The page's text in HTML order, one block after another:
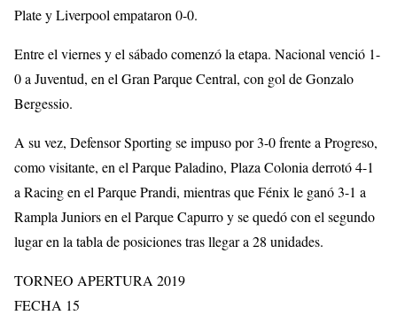
Plate y Liverpool empataron 0-0.
Entre el viernes y el sábado comenzó la etapa. Nacional venció 1-
0 a Juventud, en el Gran Parque Central, con gol de Gonzalo
Bergessio.
A su vez, Defensor Sporting se impuso por 3-0 frente a Progreso,
como visitante, en el Parque Paladino, Plaza Colonia derrotó 4-1
a Racing en el Parque Prandi, mientras que Fénix le ganó 3-1 a
Rampla Juniors en el Parque Capurro y se quedó con el segundo
lugar en la tabla de posiciones tras llegar a 28 unidades.
TORNEO APERTURA 2019
FECHA 15